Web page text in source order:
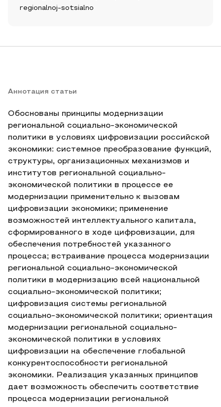
regionalnoj-sotsialno
Аннотация статьи
Обоснованы принципы модернизации
региональной социально-экономической
политики в условиях цифровизации российской
экономики: системное преобразование функций,
структуры, организационных механизмов и
институтов региональной социально-
экономической политики в процессе ее
модернизации применительно к вызовам
цифровизации экономики; применение
возможностей интеллектуального капитала,
сформированного в ходе цифровизации, для
обеспечения потребностей указанного
процесса; встраивание процесса модернизации
региональной социально-экономической
политики в модернизацию всей национальной
социально-экономической политики;
цифровизация системы региональной
социально-экономической политики; ориентация
модернизации региональной социально-
экономической политики в условиях
цифровизации на обеспечение глобальной
конкурентоспособности региональной
экономики. Реализация указанных принципов
дает возможность обеспечить соответствие
процесса модернизации региональной